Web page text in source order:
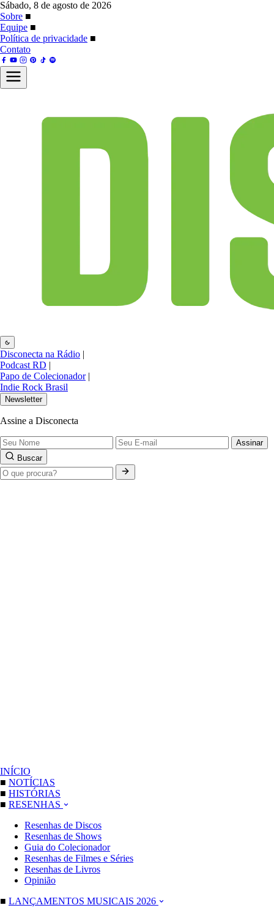
Sábado, 8 de agosto de 2026
Sobre ■
Equipe ■
Política de privacidade ■
Contato
Disconecta na Rádio |
Podcast RD |
Papo de Colecionador |
Indie Rock Brasil
Newsletter
Assine a Disconecta
Assinar
Buscar
INÍCIO
■ NOTÍCIAS
■ HISTÓRIAS
■ RESENHAS
Resenhas de Discos
Resenhas de Shows
Guia do Colecionador
Resenhas de Filmes e Séries
Resenhas de Livros
Opinião
■ LANÇAMENTOS MUSICAIS 2026